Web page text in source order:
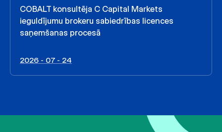
COBALT konsultēja C Capital Markets
ieguldījumu brokeru sabiedrības licences
saņemšanas procesā
2026 - 07 - 24